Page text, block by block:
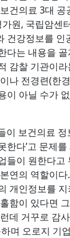
건의료 3대
원, 국립암센
건강정보를 인
다는 내용을
감찰 기관이
나 전경련(한
이 아닐 수가
이 보건의료
한다’고 문제
들이 원한다고
연의 역할이
개인정보를
함이 있다면
데 거꾸로 감
하며 오로지 기